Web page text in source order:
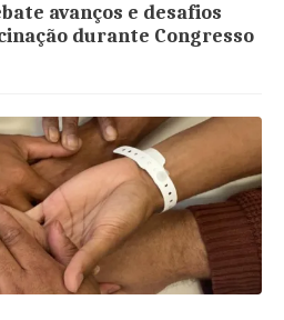
avanços e desafios
durante Congresso